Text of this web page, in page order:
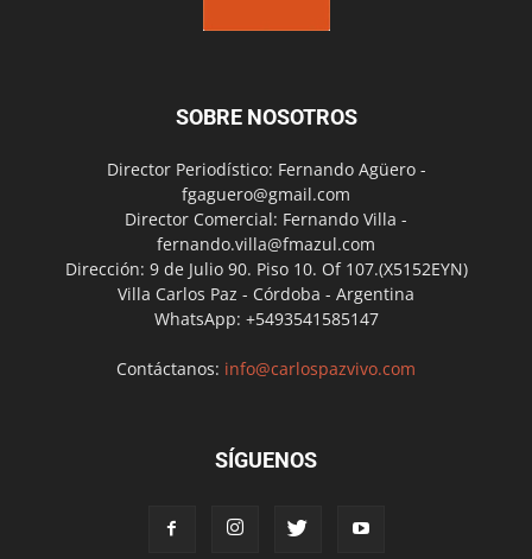
SOBRE NOSOTROS
Director Periodístico: Fernando Agüero -
fgaguero@gmail.com
Director Comercial: Fernando Villa -
fernando.villa@fmazul.com
Dirección: 9 de Julio 90. Piso 10. Of 107.(X5152EYN)
Villa Carlos Paz - Córdoba - Argentina
WhatsApp: +5493541585147
Contáctanos: info@carlospazvivo.com
SÍGUENOS